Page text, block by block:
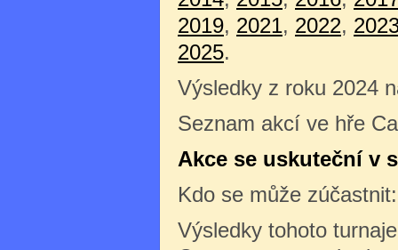
2019, 2021, 2022,
2025.
Výsledky z roku 2024
Seznam akcí ve hře
Akce se uskuteční v
Kdo se může
Výsledky tohoto